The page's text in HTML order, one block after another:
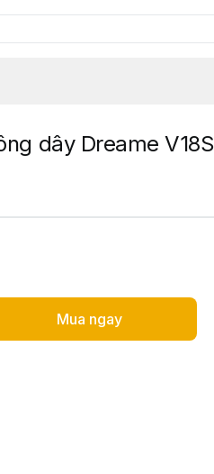
dây Dreame V18S
Mua ngay